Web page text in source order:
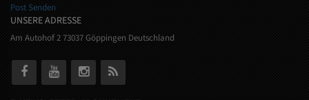
Post Senden
UNSERE ADRESSE
Am Autohof 2 73037 Göppingen Deutschland